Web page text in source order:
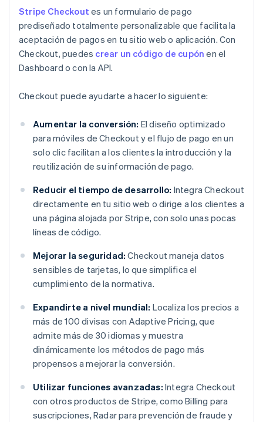
Stripe Checkout es un formulario de pago
prediseñado totalmente personalizable que facilita la
aceptación de pagos en tu sitio web o aplicación. Con
Checkout, puedes crear un código de cupón en el
Dashboard o con la API.
Checkout puede ayudarte a hacer lo siguiente:
Aumentar la conversión: El diseño optimizado
para móviles de Checkout y el flujo de pago en un
solo clic facilitan a los clientes la introducción y la
reutilización de su información de pago.
Reducir el tiempo de desarrollo: Integra Checkout
directamente en tu sitio web o dirige a los clientes a
una página alojada por Stripe, con solo unas pocas
líneas de código.
Mejorar la seguridad: Checkout maneja datos
sensibles de tarjetas, lo que simplifica el
cumplimiento de la normativa.
Expandirte a nivel mundial: Localiza los precios a
más de 100 divisas con Adaptive Pricing, que
admite más de 30 idiomas y muestra
dinámicamente los métodos de pago más
propensos a mejorar la conversión.
Utilizar funciones avanzadas: Integra Checkout
con otros productos de Stripe, como Billing para
suscripciones, Radar para prevención de fraude y